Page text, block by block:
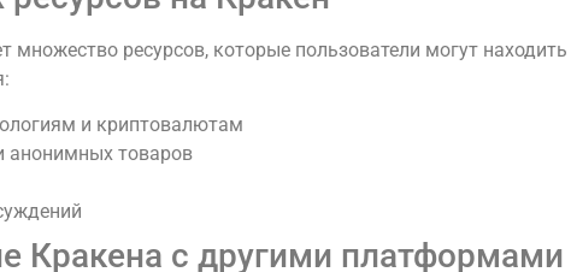
множество ресурсов, которые пользователи могут находить
и криптовалютам
анонимных товаров
Кракена с другими платформами